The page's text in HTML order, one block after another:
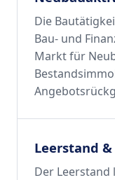
Die
Bau- und
Markt für
Leerstand
Der